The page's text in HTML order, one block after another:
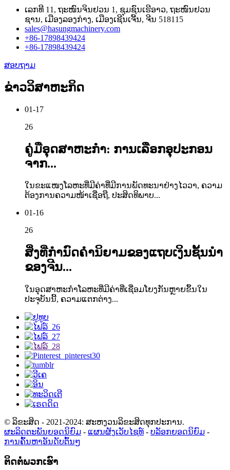
ເລກທີ 11, ຖະໜົນຈິນຢວນ 1, ຊຸມຊົນເຮີອາວ, ຖະໜົນຢວນ
ຊານ, ເມືອງລອງກ່າງ, ເມືອງເຊີນເຈີ້ນ, ຈີນ 518115
sales@hasungmachinery.com
+86-17898439424
+86-17898439424
ສອບຖາມ
ຂ່າວວິສາຫະກິດ
01-17
26
ຄູ່ມືອຸດສາຫະກຳ: ການເລືອກອຸປະກອນ
ຈາກ...
ໃນຂະແໜງໂລຫະທີ່ມີຄ່າທີ່ມີການພັດທະນາຢ່າງໄວວາ, ຄວາມ
ຕ້ອງການຄວາມໜ້າເຊື່ອຖື, ປະສິດທິພາບ...
01-16
26
ສິ່ງທີ່ກຳນົດຄຳນິຍາມຂອງແຖບເງິນຊັ້ນນຳ
ຂອງຈີນ...
ໃນອຸດສາຫະກຳໂລຫະທີ່ມີຄ່າທີ່ເຊື່ອມໂຍງກັນຫຼາຍຂຶ້ນໃນ
ປະຈຸບັນນີ້, ຄວາມແຕກຕ່າງ...
© ລິຂະສິດ - 2021-2024: ສະຫງວນລິຂະສິດທຸກປະການ.
ຜະລິດຕະພັນຍອດນິຍົມ - ແຜນຜັງເວັບໄຊທ໌ - ບລັອກຍອດນິຍົມ -
ການຄົ້ນຫາອັນດັບຕົ້ນໆ
ຕິດຕໍ່ພວກເຮົາ